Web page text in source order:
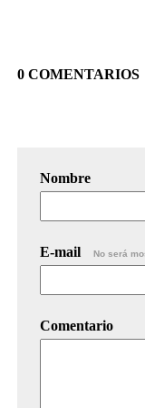
0 COMENTARIOS
Nombre
E-mail No será
Comentario